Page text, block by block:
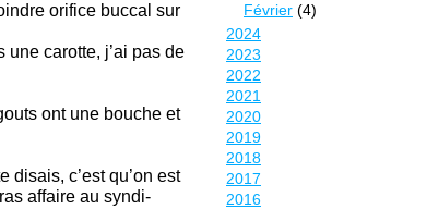
orifice buccal sur
une carotte, j’ai pas de
ont une bouche et
disais, c’est qu’on est
affaire au syndi-
Février (4)
2024
2023
2022
2021
2020
2019
2018
2017
2016